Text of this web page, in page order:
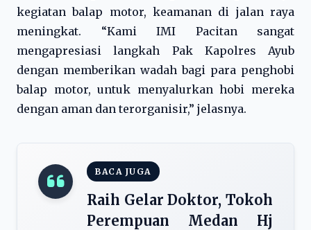
kegiatan balap motor, keamanan di jalan raya
meningkat. “Kami IMI Pacitan sangat
mengapresiasi langkah Pak Kapolres Ayub
dengan memberikan wadah bagi para penghobi
balap motor, untuk menyalurkan hobi mereka
dengan aman dan terorganisir,” jelasnya.
BACA JUGA
Raih Gelar Doktor, Tokoh
Perempuan Medan Hj